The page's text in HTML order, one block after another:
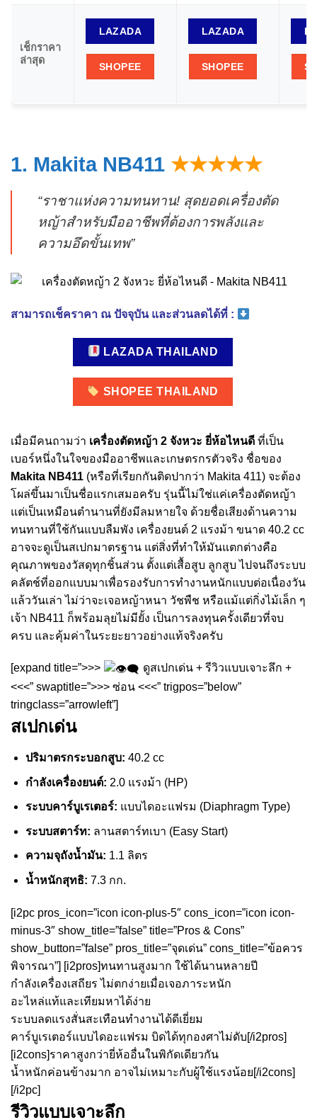
เช็กราคา
ล่าสุด
LAZADA
SHOPEE
LAZADA
SHOPEE
1. Makita NB411 ★★★★★
“ราชาแห่งความทนทาน! สุดยอดเครื่องตัด
หญ้าสำหรับมืออาชีพที่ต้องการพลังและ
ความอึดขั้นเทพ”
สามารถเช็คราคา ณ ปัจจุบัน และส่วนลดได้ที่ :
LAZADA THAILAND
SHOPEE THAILAND
เมื่อมีคนถามว่า เครื่องตัดหญ้า 2 จังหวะ ยี่ห้อไหนดี ที่เป็น
เบอร์หนึ่งในใจของมืออาชีพและเกษตรกรตัวจริง ชื่อของ
Makita NB411 (หรือที่เรียกกันติดปากว่า Makita 411) จะต้อง
โผล่ขึ้นมาเป็นชื่อแรกเสมอครับ รุ่นนี้ไม่ใช่แค่เครื่องตัดหญ้า
แต่เป็นเหมือนตำนานที่ยังมีลมหายใจ ด้วยชื่อเสียงด้านความ
ทนทานที่ใช้กันแบบลืมพัง เครื่องยนต์ 2 แรงม้า ขนาด 40.2 cc
อาจจะดูเป็นสเปกมาตรฐาน แต่สิ่งที่ทำให้มันแตกต่างคือ
คุณภาพของวัสดุทุกชิ้นส่วน ตั้งแต่เสื้อสูบ ลูกสูบ ไปจนถึงระบบ
คลัตช์ที่ออกแบบมาเพื่อรองรับการทำงานหนักแบบต่อเนื่องวัน
แล้ววันเล่า ไม่ว่าจะเจอหญ้าหนา วัชพืช หรือแม้แต่กิ่งไม้เล็ก ๆ
เจ้า NB411 ก็พร้อมลุยไม่มียั้ง เป็นการลงทุนครั้งเดียวที่จบ
ครบ และคุ้มค่าในระยะยาวอย่างแท้จริงครับ
[expand title=”>>>
ดูสเปกเด่น + รีวิวแบบเจาะลึก +
<<<” swaptitle=”>>> ซ่อน <<<” trigpos=”below”
tringclass=”arrowleft”]
สเปกเด่น
ปริมาตรกระบอกสูบ: 40.2 cc
กำลังเครื่องยนต์: 2.0 แรงม้า (HP)
ระบบคาร์บูเรเตอร์: แบบไดอะแฟรม (Diaphragm Type)
ระบบสตาร์ท: ลานสตาร์ทเบา (Easy Start)
ความจุถังน้ำมัน: 1.1 ลิตร
น้ำหนักสุทธิ: 7.3 กก.
[i2pc pros_icon=”icon icon-plus-5″ cons_icon=”icon icon-
minus-3″ show_title=”false” title=”Pros & Cons”
show_button=”false” pros_title=”จุดเด่น” cons_title=”ข้อควร
พิจารณา”] [i2pros]ทนทานสูงมาก ใช้ได้นานหลายปี
กำลังเครื่องเสถียร ไม่ตกง่ายเมื่อเจอภาระหนัก
อะไหล่แท้และเทียมหาได้ง่าย
ระบบลดแรงสั่นสะเทือนทำงานได้ดีเยี่ยม
คาร์บูเรเตอร์แบบไดอะแฟรม บิดได้ทุกองศาไม่ดับ[/i2pros]
[i2cons]ราคาสูงกว่ายี่ห้ออื่นในพิกัดเดียวกัน
น้ำหนักค่อนข้างมาก อาจไม่เหมาะกับผู้ใช้แรงน้อย[/i2cons]
[/i2pc]
รีวิวแบบเจาะลึก